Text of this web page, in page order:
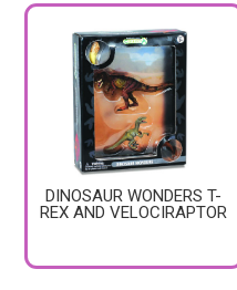
DINOSAUR WONDERS T-
REX AND VELOCIRAPTOR